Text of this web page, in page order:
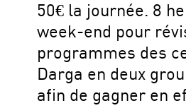
50€ la journée. 8
week-end pour
programmes des
Darga en deux
afin de gagner en